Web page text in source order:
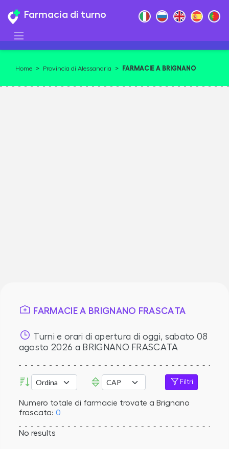
Farmacia di turno
Home > Provincia di Alessandria >
FARMACIE A BRIGNANO
FARMACIE A BRIGNANO FRASCATA
Turni e orari di apertura di oggi, sabato 08
agosto 2026 a BRIGNANO FRASCATA
Filtri
Numero totale di farmacie trovate a Brignano
frascata: 0
No results